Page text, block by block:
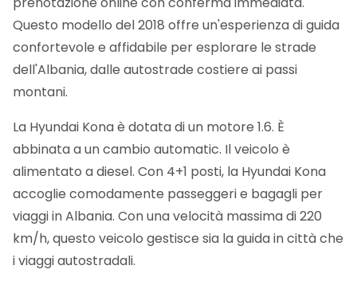
Questo modello del 2018 offre un'esperienza di guida
confortevole e affidabile per esplorare le strade
dell'Albania, dalle autostrade costiere ai passi
montani.
La Hyundai Kona è dotata di un motore 1.6. È
abbinata a un cambio automatic. Il veicolo è
alimentato a diesel. Con 4+1 posti, la Hyundai Kona
accoglie comodamente passeggeri e bagagli per
viaggi in Albania. Con una velocità massima di 220
km/h, questo veicolo gestisce sia la guida in città che
i viaggi autostradali.